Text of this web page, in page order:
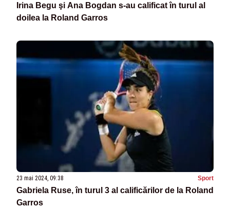
Irina Begu şi Ana Bogdan s-au calificat în turul al
doilea la Roland Garros
23 mai 2024, 09:38 Sport
Gabriela Ruse, în turul 3 al calificărilor de la Roland
Garros